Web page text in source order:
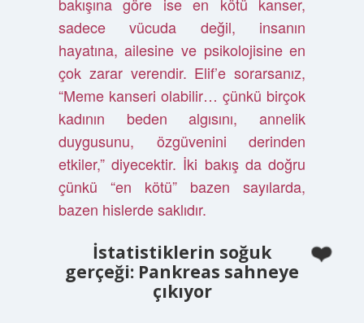
sadece vücuda değil, insanın
hayatına, ailesine ve psikolojisine en
çok zarar verendir. Elif’e sorarsanız,
“Meme kanseri olabilir… çünkü birçok
kadının beden algısını, annelik
duygusunu, özgüvenini derinden
etkiler,” diyecektir. İki bakış da doğru
çünkü “en kötü” bazen sayılarda,
bazen hislerde saklıdır.
İstatistiklerin soğuk
gerçeği: Pankreas sahneye
çıkıyor